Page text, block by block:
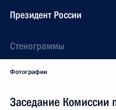
Президент России
Стенограммы
Фотографии
Заседание Комиссии